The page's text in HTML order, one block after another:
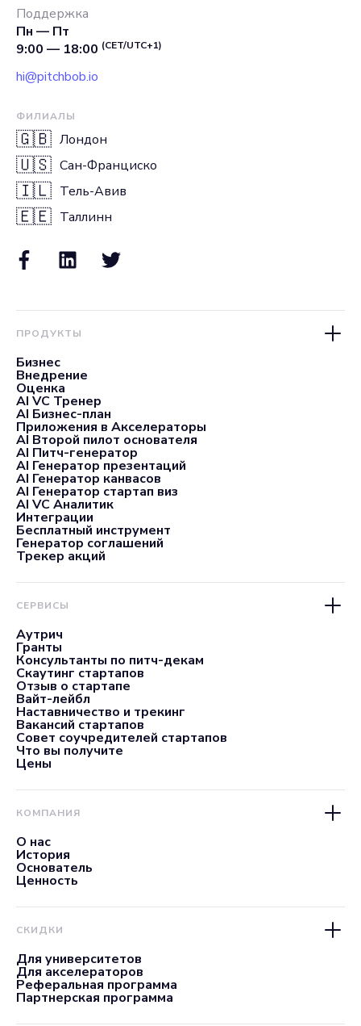
Поддержка
Пн — Пт
9:00 — 18:00 (CET/UTC+1)
hi@pitchbob.io
ФИЛИАЛЫ
🇬🇧 Лондон
🇺🇸 Сан-Франциско
🇮🇱 Тель-Авив
🇪🇪 Таллинн
ПРОДУКТЫ
Бизнес
Внедрение
Оценка
AI VC Тренер
AI Бизнес-план
Приложения в Акселераторы
AI Второй пилот основателя
AI Питч-генератор
AI Генератор презентаций
AI Генератор канвасов
AI Генератор стартап виз
AI VC Аналитик
Интеграции
Бесплатный инструмент
Генератор соглашений
Трекер акций
СЕРВИСЫ
Аутрич
Гранты
Консультанты по питч-декам
Скаутинг стартапов
Отзыв о стартапе
Вайт-лейбл
Наставничество и трекинг
Вакансий стартапов
Совет соучредителей стартапов
Что вы получите
Цены
КОМПАНИЯ
О нас
История
Основатель
Ценность
СКИДКИ
Для университетов
Для акселераторов
Реферальная программа
Партнерская программа